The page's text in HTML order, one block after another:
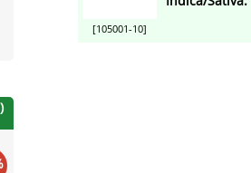
[105001-10]